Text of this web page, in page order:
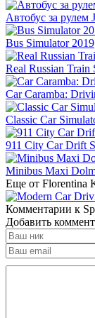
Автобус за рулем
Bus Simulator 2019
Real Russian Train
Car Caramba:
Classic Car
911 City Car Drift
Minibus Maxi
Еще от Florentina
Комментарии к
Добавить